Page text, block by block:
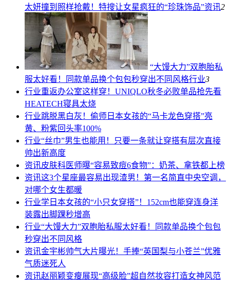
太妍撞到照样抢戴！特搜让女星疯狂的“珍珠饰品”资讯2
“大馒大力”双胞胎私
服太好看！同款单品换个包包秒穿出不同风格行业3
行业重返办公室这样穿！UNIQLO秋冬必败单品抢先看
HEATECH寝具太烧
行业跳脱黑白灰！偷师日本女孩的“马卡龙色穿搭”亮
黄、粉紫回头率100%
行业“丝巾”男生也能用！只要一条就让穿搭有层次直接
帅出新高度
资讯皮肤科医师曝“容易致痘6食物”：奶茶、拿铁都上榜
资讯这3个星座最容易出现渣男！第一名简直中央空调，
对哪个女生都暖
行业学日本女孩的“小只女穿搭”！152cm也能穿连身洋
装露出脚踝秒增高
行业“大馒大力”双胞胎私服太好看！同款单品换个包包
秒穿出不同风格
资讯金宇彬帅气大片曝光！手捧“英国梨与小苍兰”优雅
气质迷死人
资讯赵丽颖变瘦展现“高级脸”超自然妆容打造女神风范